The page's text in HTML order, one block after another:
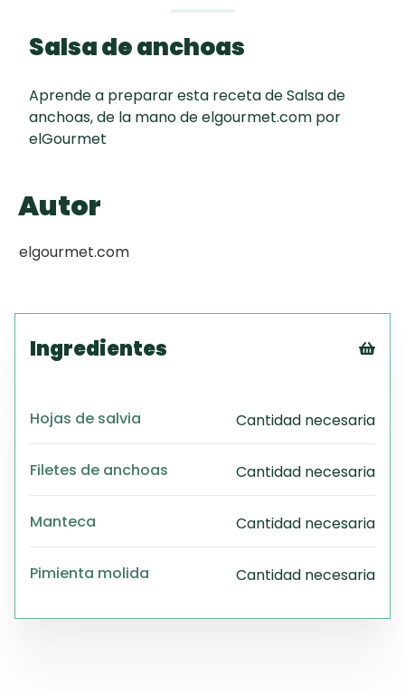
Galletas con
Chocolate
Red Velvet
Salsa de anchoas
Aprende a preparar esta receta de Salsa de
anchoas, de la mano de elgourmet.com por
elGourmet
Autor
elgourmet.com
Ingredientes
Hojas de salvia Cantidad necesaria
Filetes de anchoas Cantidad necesaria
Manteca Cantidad necesaria
Pimienta molida Cantidad necesaria